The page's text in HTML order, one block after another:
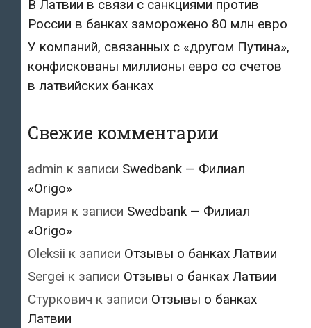
В Латвии в связи с санкциями против
России в банках заморожено 80 млн евро
У компаний, связанных с «другом Путина»,
конфискованы миллионы евро со счетов
в латвийских банках
Свежие комментарии
admin к записи Swedbank — Филиал
«Origo»
Мария к записи Swedbank — Филиал
«Origo»
Oleksii к записи Отзывы о банках Латвии
Sergei к записи Отзывы о банках Латвии
Стуркович к записи Отзывы о банках
Латвии